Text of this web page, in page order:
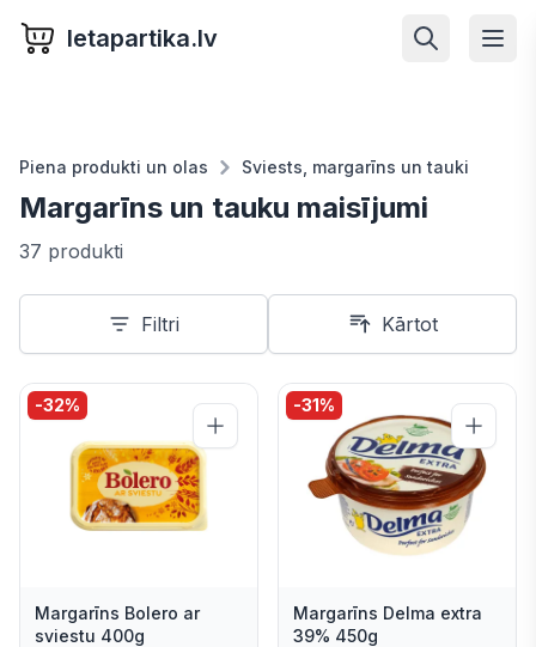
letapartika.lv
Piena produkti un olas Sviests, margarīns un tauki
Margarīns un tauku maisījumi
37 produkti
Filtri Kārtot
-32%
Margarīns Bolero ar
sviestu 400g
-31%
Margarīns Delma extra
39% 450g